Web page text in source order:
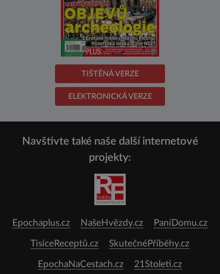
TIŠTĚNÁ VERZE
ELEKTRONICKÁ VERZE
Navštivte také naše další internetové
projekty:
Epochaplus.cz NašeHvězdy.cz PaníDomu.cz
TisíceReceptů.cz SkutečnéPříběhy.cz
EpochaNaCestach.cz 21Stoleti.cz